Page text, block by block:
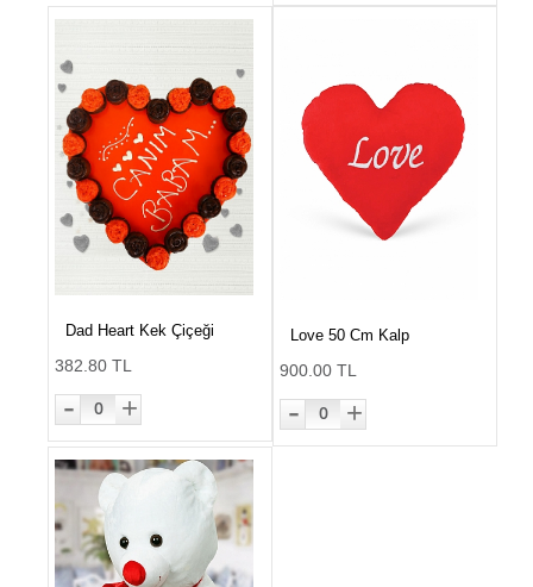
Dad Heart Kek Çiçeği
382.80 TL
- 0 +
Love 50 Cm Kalp
900.00 TL
- 0 +